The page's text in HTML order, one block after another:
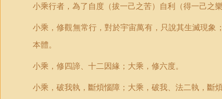
小乘行者，為了自度（拔一己之苦）自利（得一己之
小乘，修觀無常行，對於宇宙萬有，只說其生滅現
本體。
小乘，修四諦、十二因緣；大乘，修六度。
小乘，破我執，斷煩惱障；大乘，破我、法二執，斷